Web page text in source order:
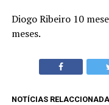
Diogo Ribeiro 10
meses.
NOTÍCIAS